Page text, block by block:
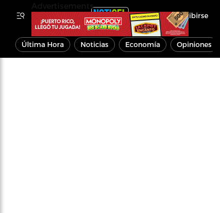
Inscribirse
Última Hora Noticias Economía Opiniones
Advertisements